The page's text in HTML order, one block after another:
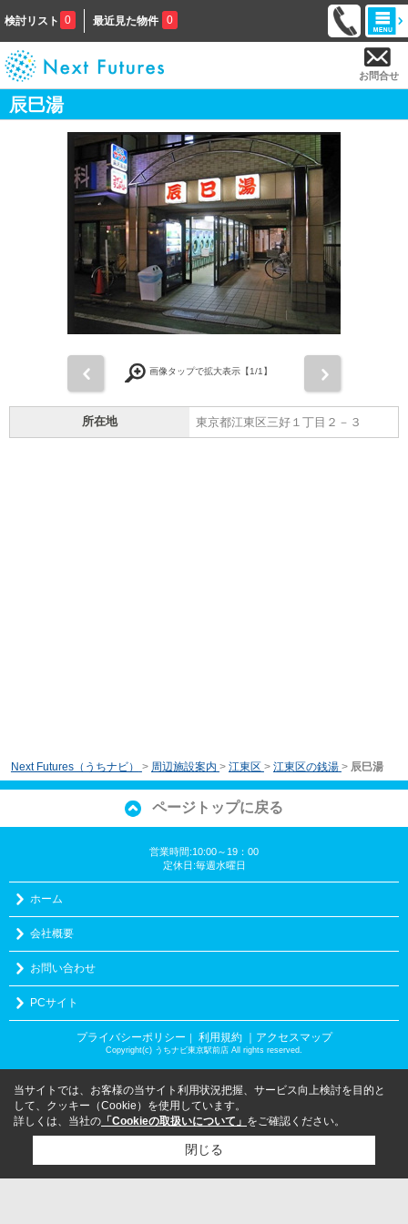
検討リスト 0 最近見た物件 0
お問合せ
辰巳湯
画像タップで拡大表示【1/1】
所在地 東京都江東区三好１丁目２－３
Next Futures（うちナビ） > 周辺施設案内 > 江東区 > 江東区の銭湯 > 辰巳湯
ページトップに戻る
営業時間:10:00～19：00
定休日:毎週水曜日
ホーム
会社概要
お問い合わせ
PCサイト
プライバシーポリシー ｜ 利用規約 ｜アクセスマップ
Copyright(c) うちナビ東京駅前店 All rights reserved.
当サイトでは、お客様の当サイト利用状況把握、サービス向上検討を目的と
して、クッキー（Cookie）を使用しています。
詳しくは、当社の 「Cookieの取扱いについて」 をご確認ください。
閉じる